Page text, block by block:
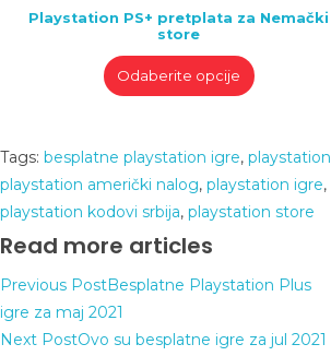
Playstation PS+ pretplata za Nemački
store
Odaberite opcije
Tags: besplatne playstation igre, playstation
playstation američki nalog, playstation igre,
playstation kodovi srbija, playstation store
Read more articles
Previous PostBesplatne Playstation Plus
igre za maj 2021
Next PostOvo su besplatne igre za jul 2021